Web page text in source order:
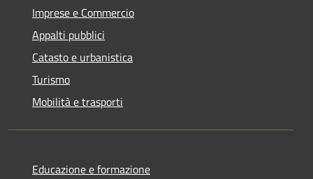
Imprese e Commercio
Appalti pubblici
Catasto e urbanistica
Turismo
Mobilità e trasporti
Educazione e formazione